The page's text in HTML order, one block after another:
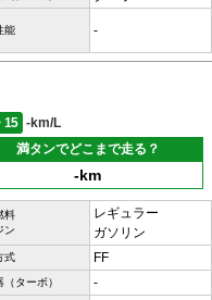
能 -
15
-km/L
満タンでどこまで走る？
-km
料
ン
レギュラー
ガソリン
式 FF
（ターボ） -